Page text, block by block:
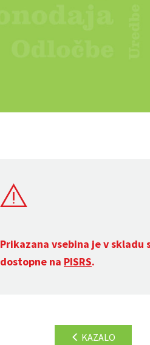
Prikazana vsebina je v skladu
dostopne na PISRS.
KAZALO